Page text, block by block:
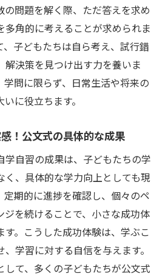
の問題を解く際、ただ答えを求め
多角的に考えることが求められま
、子どもたちは自ら考え、試行錯
解決策を見つけ出す力を養いま
学問に限らず、日常生活や将来の
に役立ちます。
！公文式の具体的な成果
学自習の成果は、子どもたちの学
く、具体的な学力向上としても現
定期的に進捗を確認し、個々のペ
ジを続けることで、小さな成功体
。こうした成功体験は、学ぶこ
学習に対する自信を与えます。
して、多くの子どもたちが公文式